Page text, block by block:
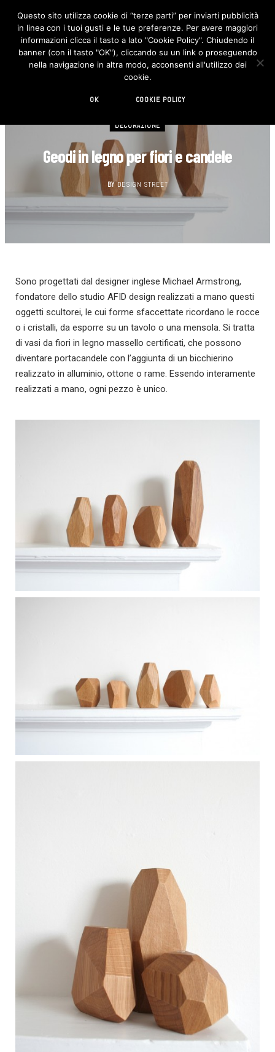
F
c
e
b
o
I
n
s
t
DECORAZIONE
Geodi in legno per fiori e candele
BY DESIGN STREET
Sono progettati dal designer inglese Michael Armstrong,
fondatore dello studio AFID design realizzati a mano questi
oggetti scultorei, le cui forme sfaccettate ricordano le rocce
o i cristalli, da esporre su un tavolo o una mensola. Si tratta
di vasi da fiori in legno massello certificati, che possono
diventare portacandele con l’aggiunta di un bicchierino
realizzato in alluminio, ottone o rame. Essendo interamente
realizzati a mano, ogni pezzo è unico.
Questo sito utilizza cookie di “terze parti” per inviarti pubblicità
in linea con i tuoi gusti e le tue preferenze. Per avere maggiori
informazioni clicca il tasto a lato "Cookie Policy". Chiudendo il
banner (con il tasto "OK"), cliccando su un link o proseguendo
nella navigazione in altra modo, acconsenti all'utilizzo dei
cookie.
OK COOKIE POLICY